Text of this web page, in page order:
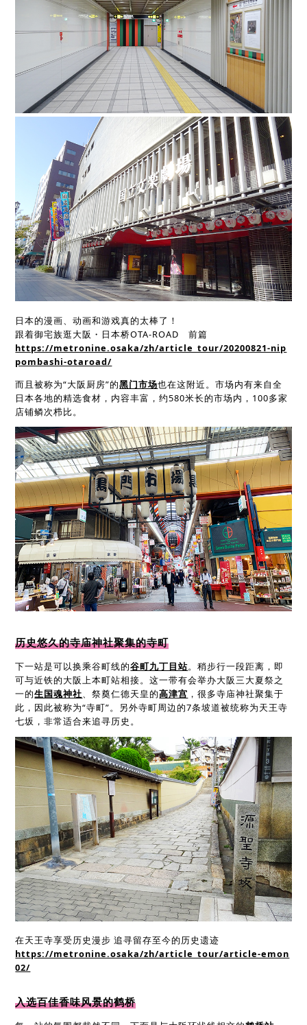
日本的漫画、动画和游戏真的太棒了！
跟着御宅族逛大阪・日本桥OTA-ROAD 前篇
https://metronine.osaka/zh/article_tour/20200821-nip
pombashi-otaroad/
而且被称为“大阪厨房”的黑门市场也在这附近。市场内有来自全
日本各地的精选食材，内容丰富，约580米长的市场内，100多家
店铺鳞次栉比。
历史悠久的寺庙神社聚集的寺町
下一站是可以换乘谷町线的谷町九丁目站。稍步行一段距离，即
可与近铁的大阪上本町站相接。这一带有会举办大阪三大夏祭之
一的生国魂神社、祭奠仁德天皇的高津宫 ，很多寺庙神社聚集于
此，因此被称为“寺町”。另外寺町周边的7条坡道被统称为天王寺
七坂，非常适合来追寻历史。
在天王寺享受历史漫步 追寻留存至今的历史遗迹
https://metronine.osaka/zh/article_tour/article-emon
02/
入选百佳香味风景的鹤桥